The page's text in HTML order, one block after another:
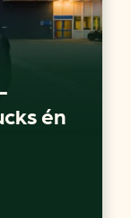
én